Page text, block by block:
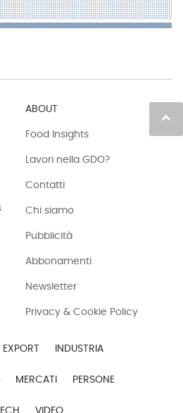
keyboard_arrow_up
ABOUT
Food Insights
Lavori nella GDO?
Contatti
Chi siamo
Pubblicità
Abbonamenti
Newsletter
Privacy & Cookie Policy
EXPORT INDUSTRIA
MERCATI PERSONE
VIDEO